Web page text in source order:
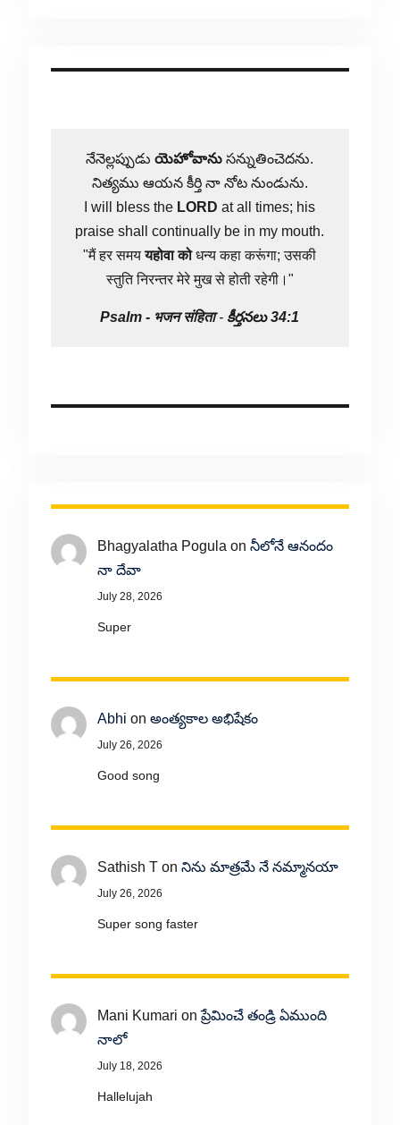
నేనెల్లప్పుడుయెహోవాను సన్నుతించెదను.
నిత్యము ఆయన కీర్తి నా నోట నుండును.
I will bless the LORD at all times; his
praise shall continually be in my mouth.
"मैं हर समययहोवा कोधन्य कहा करूंगा; उसकी
स्तुति निरन्तर मेरे मुख से होती रहेगी।"
Psalm - भजन संहिता- కీర్తనలు 34:1
Bhagyalatha Pogula on నీలోనే ఆనందం
నా దేవా
July 28, 2026
Super
Abhi on అంత్యకాల అభిషేకం
July 26, 2026
Good song
Sathish Ton నిను మాత్రమే నే నమ్మానయా
July 26, 2026
Super song faster
Mani Kumari onప్రేమించే తండ్రి ఏముంది
నాలో
July 18, 2026
Hallelujah